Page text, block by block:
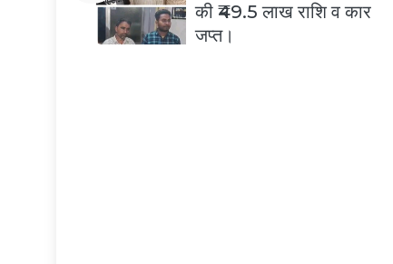
की ₹49.5 लाख राशि व कार
जप्त।